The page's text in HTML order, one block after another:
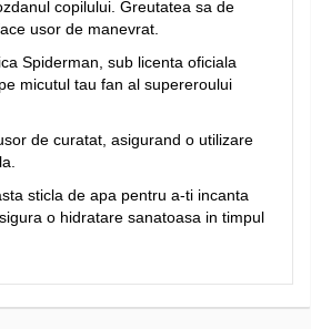
copilului. Greutatea sa de
usor de manevrat.
Spiderman, sub licenta oficiala
micutul tau fan al supereroului
de curatat, asigurand o utilizare
sticla de apa pentru a-ti incanta
o hidratare sanatoasa in timpul